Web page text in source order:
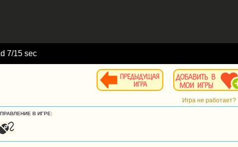
8/15 sec
Игра не работает?
В ИГРЕ: